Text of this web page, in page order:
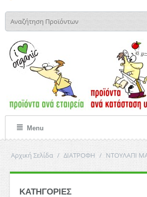
Menu
Αρχική Σελίδα / ΔΙΑΤΡΟΦΗ / ΝΤΟΥΛΑΠΙ
ΚΑΤΗΓΟΡΙΕΣ